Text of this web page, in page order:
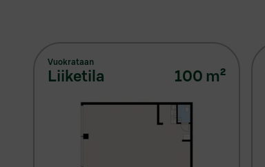
Vuokrataan
liiketila 100 m²